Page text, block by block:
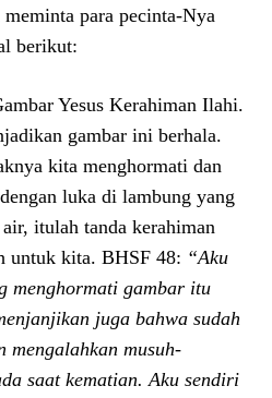
meminta para pecinta-Nya
berikut:
Yesus Kerahiman Ilahi.
gambar ini berhala.
kita menghormati dan
luka di lambung yang
itulah tanda kerahiman
untuk kita. BHSF 48: “Aku
menghormati gambar itu
juga bahwa sudah
musuh-
saat kematian. Aku sendiri